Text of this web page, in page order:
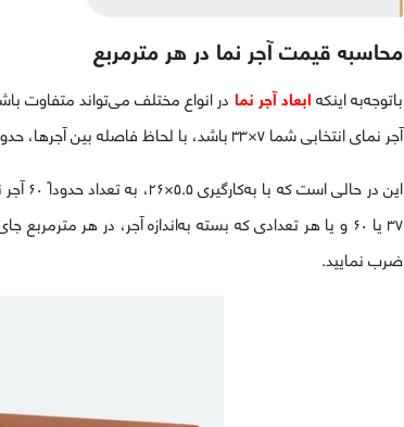
محاسبه قیمت آجر نما در هر مترمربع
باتوجه‌به اینکهابعاد آجر نمادر انواع مختلف می‌تواند متفاوت
آجر نمای انتخابی شما ۷×۳۳ باشد، با لحاظ فاصله بین آجرها، حدوداً ۳۷ آجر نیاز خواهد بود.
۳۷ یا ۶۰ و یا هر تعدادی که بسته به‌اندازه آجر، در هر
ضرب نمایید.